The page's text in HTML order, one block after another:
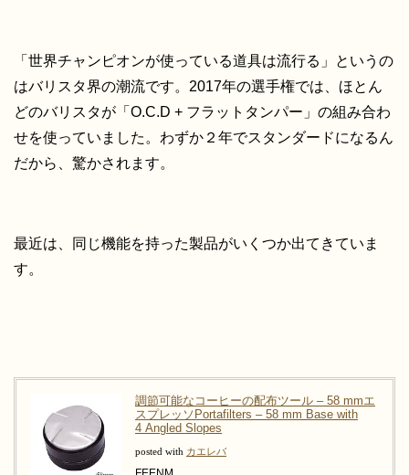
「世界チャンピオンが使っている道具は流行る」というの
はバリスタ界の潮流です。2017年の選手権では、ほとん
どのバリスタが「O.C.D + フラットタンパー」の組み合わ
せを使っていました。わずか２年でスタンダードになるん
だから、驚かされます。
最近は、同じ機能を持った製品がいくつか出てきていま
す。
調節可能なコーヒーの配布ツール – 58 mmエ
スプレッソPortafilters – 58 mm Base with
4 Angled Slopes
posted with カエレバ